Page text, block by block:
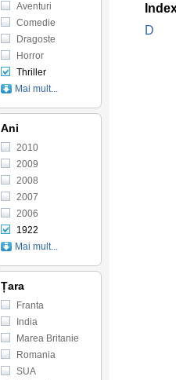
D
Aventuri
Comedie
Dragoste
Horror
Thriller
Mai mult...
Ani
2010
2009
2008
2007
2006
1922
Mai mult...
Țara
Franta
India
Marea Britanie
Romania
SUA